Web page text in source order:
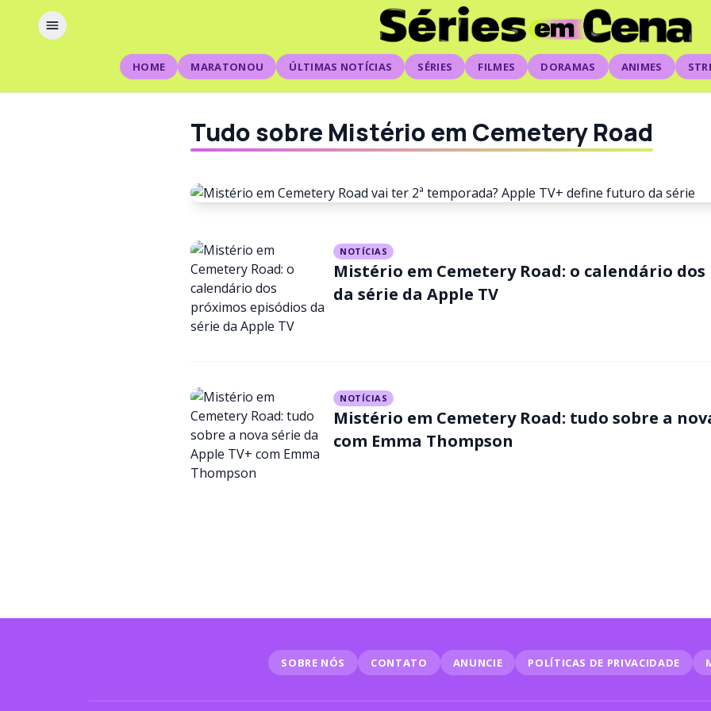
HOME MARATONOU ÚLTIMAS NOTÍCIAS SÉRIES FILMES DORAMAS ANIMES
Tudo sobre Mistério em Cemetery Road
NOTÍCIAS
Mistério em Cemetery Road vai ter
temporada? Apple TV+ define futuro
NOTÍCIAS
Mistério em Cemetery Road: o calendário
da série da Apple TV
NOTÍCIAS
Mistério em Cemetery Road: tudo sobre a
com Emma Thompson
SOBRE NÓS CONTATO ANUNCIE POLÍTICAS DE PRIVACIDADE